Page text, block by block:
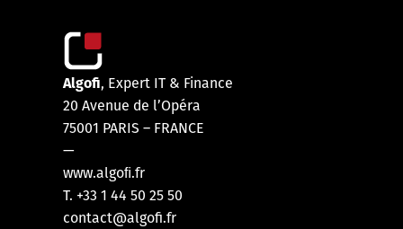
Algofi, Expert IT & Finance
20 Avenue de l’Opéra
75001 PARIS – FRANCE
—
www.algoﬁ.fr
T. +33 1 44 50 25 50
contact@algofi.fr